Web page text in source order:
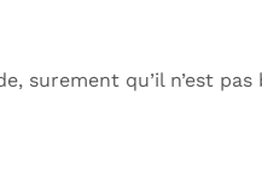
surement qu’il n’est pas